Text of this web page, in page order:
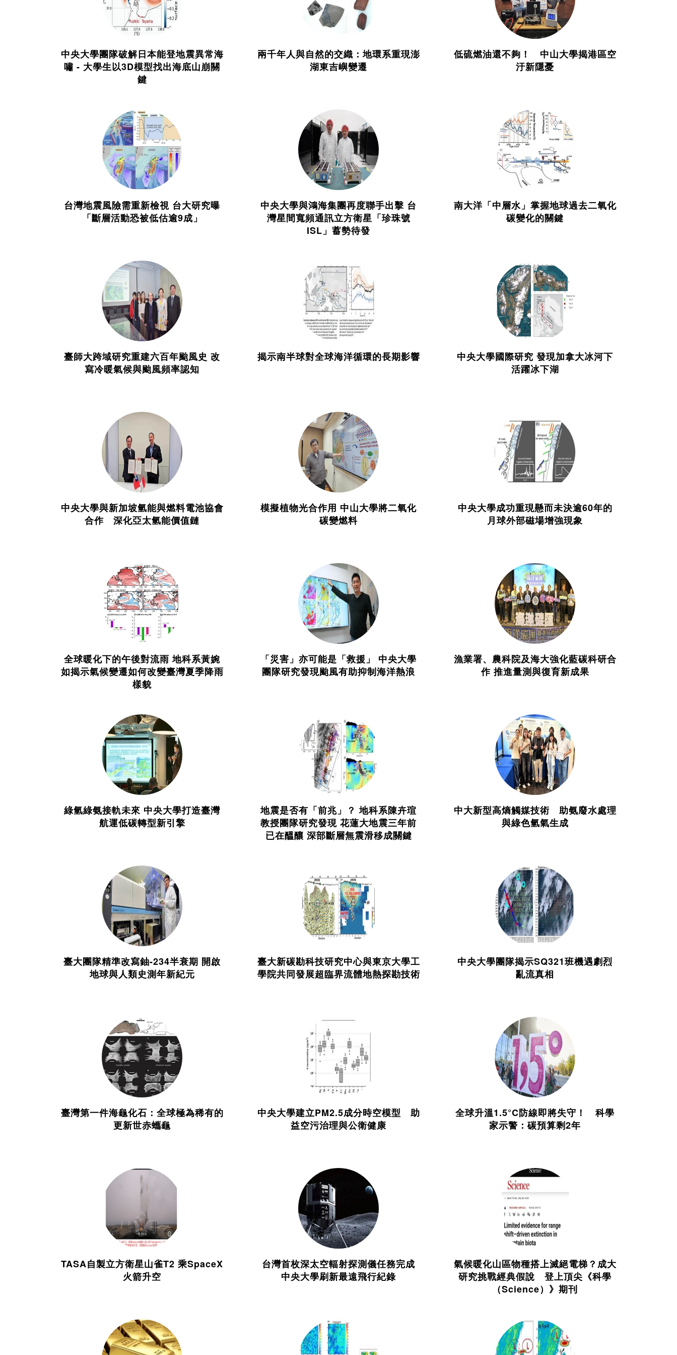
中央大學團隊破解日本能登地震異常海
嘯 - 大學生以3D模型找出海底山崩關
鍵
兩千年人與自然的交織：地環系重現澎
湖東吉嶼變遷
低硫燃油還不夠！ 中山大學揭港區空
汙新隱憂
台灣地震風險需重新檢視 台大研究曝
「斷層活動恐被低估逾9成」
中央大學與鴻海集團再度聯手出擊 台
灣星間寬頻通訊立方衛星「珍珠號
ISL」蓄勢待發
南大洋「中層水」掌握地球過去二氧化
碳變化的關鍵
臺師大跨域研究重建六百年颱風史 改
寫冷暖氣候與颱風頻率認知
揭示南半球對全球海洋循環的長期影響
中央大學國際研究 發現加拿大冰河下
活躍冰下湖
中央大學與新加坡氫能與燃料電池協會
合作 深化亞太氫能價值鏈
模擬植物光合作用 中山大學將二氧化
碳變燃料
中央大學成功重現懸而未決逾60年的
月球外部磁場增強現象
全球暖化下的午後對流雨 地科系黃婉
如揭示氣候變遷如何改變臺灣夏季降雨
樣貌
「災害」亦可能是「救援」 中央大學
團隊研究發現颱風有助抑制海洋熱浪
漁業署、農科院及海大強化藍碳科研合
作 推進量測與復育新成果
綠氫綠氨接軌未來 中央大學打造臺灣
航運低碳轉型新引擎
地震是否有「前兆」？ 地科系陳卉瑄
教授團隊研究發現 花蓮大地震三年前
已在醞釀 深部斷層無震滑移成關鍵
中大新型高熵觸媒技術 助氨廢水處理
與綠色氫氣生成
臺大團隊精準改寫鈾-234半衰期 開啟
地球與人類史測年新紀元
臺大新碳勘科技研究中心與東京大學工
學院共同發展超臨界流體地熱探勘技術
中央大學團隊揭示SQ321班機遇劇烈
亂流真相
臺灣第一件海龜化石：全球極為稀有的
更新世赤蠵龜
中央大學建立PM2.5成分時空模型 助
益空污治理與公衛健康
全球升溫1.5°C防線即將失守！ 科學
家示警：碳預算剩2年
TASA自製立方衛星山雀T2 乘SpaceX
火箭升空
台灣首枚深太空輻射探測儀任務完成
中央大學刷新最遠飛行紀錄
氣候暖化山區物種搭上滅絕電梯？成大
研究挑戰經典假說 登上頂尖《科學
（Science）》期刊